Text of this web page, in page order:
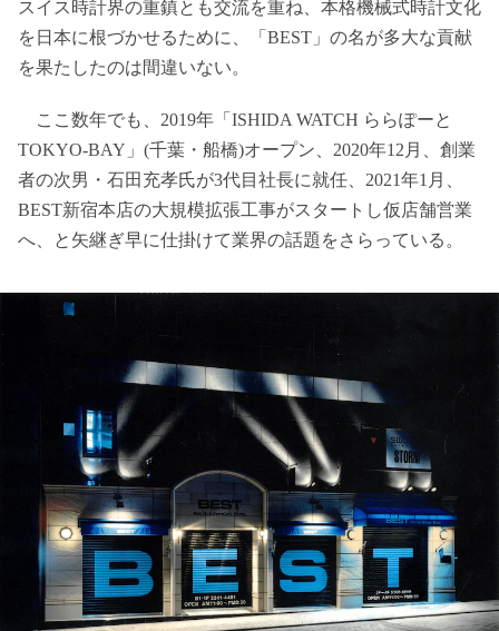
スイス時計界の重鎮とも交流を重ね、本格機械式時計文化
を日本に根づかせるために、「BEST」の名が多大な貢献
を果たしたのは間違いない。
ここ数年でも、2019年「ISHIDA WATCH ららぽーと
TOKYO-BAY」(千葉・船橋)オープン、2020年12月、創業
者の次男・石田充孝氏が3代目社長に就任、2021年1月、
BEST新宿本店の大規模拡張工事がスタートし仮店舗営業
へ、と矢継ぎ早に仕掛けて業界の話題をさらっている。